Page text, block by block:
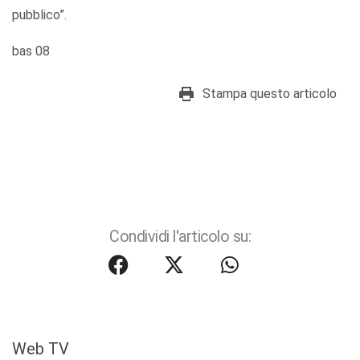
pubblico”.
bas 08
Stampa questo articolo
Condividi l'articolo su:
Web TV